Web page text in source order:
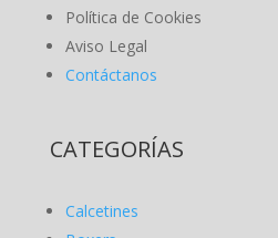
Política de Cookies
Aviso Legal
Contáctanos
CATEGORÍAS
Calcetines